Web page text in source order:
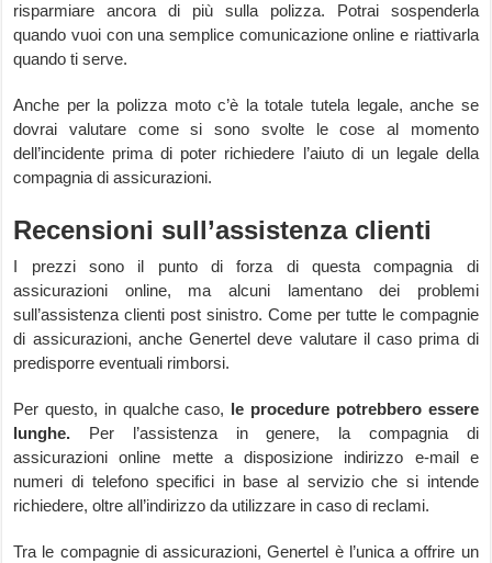
risparmiare ancora di più sulla polizza. Potrai sospenderla
quando vuoi con una semplice comunicazione online e riattivarla
quando ti serve.
Anche per la polizza moto c’è la totale tutela legale, anche se
dovrai valutare come si sono svolte le cose al momento
dell’incidente prima di poter richiedere l’aiuto di un legale della
compagnia di assicurazioni.
Recensioni sull’assistenza clienti
I prezzi sono il punto di forza di questa compagnia di
assicurazioni online, ma alcuni lamentano dei problemi
sull’assistenza clienti post sinistro. Come per tutte le compagnie
di assicurazioni, anche Genertel deve valutare il caso prima di
predisporre eventuali rimborsi.
Per questo, in qualche caso, le procedure potrebbero essere
lunghe. Per l’assistenza in genere, la compagnia di
assicurazioni online mette a disposizione indirizzo e-mail e
numeri di telefono specifici in base al servizio che si intende
richiedere, oltre all’indirizzo da utilizzare in caso di reclami.
Tra le compagnie di assicurazioni, Genertel è l’unica a offrire un